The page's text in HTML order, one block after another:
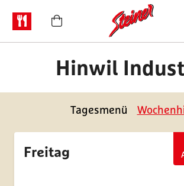
Hinwil
Tagesmenü
Freitag